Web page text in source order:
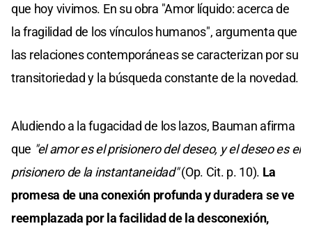
que hoy vivimos. En su obra "Amor líquido: acerca de
la fragilidad de los vínculos humanos", argumenta que
las relaciones contemporáneas se caracterizan por su
transitoriedad y la búsqueda constante de la novedad.
Aludiendo a la fugacidad de los lazos, Bauman afirma
que "el amor es el prisionero del deseo, y el deseo es el
prisionero de la instantaneidad"(Op. Cit. p. 10). La
promesa de una conexión profunda y duradera se ve
reemplazada por la facilidad de la desconexión,